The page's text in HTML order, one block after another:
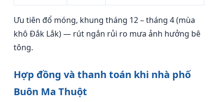
Ưu tiên đổ móng, khung tháng 12 – tháng 4 (mùa
khô Đắk Lắk) — rút ngắn rủi ro mưa ảnh hưởng bê
tông.
Hợp đồng và thanh toán khi nhà phố
Buôn Ma Thuột